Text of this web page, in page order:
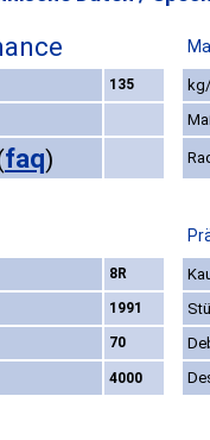
135
faq)
8R
1991
70
4000